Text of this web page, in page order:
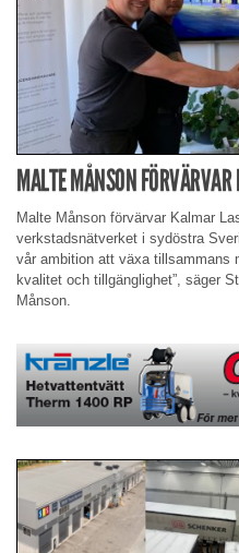
MALTE MÅNSON
Malte Månson förvärvar Kalmar
verkstadsnätverket i sydöstra
vår ambition att växa tillsammans
kvalitet och tillgänglighet”, säger
Månson.